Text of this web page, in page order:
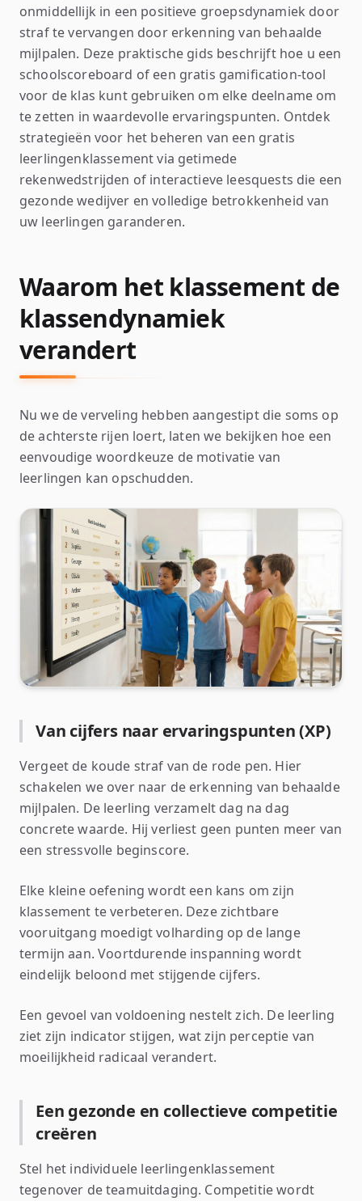
onmiddellijk in een positieve groepsdynamiek door
straf te vervangen door erkenning van behaalde
mijlpalen. Deze praktische gids beschrijft hoe u een
schoolscoreboard of een gratis gamification-tool
voor de klas kunt gebruiken om elke deelname om
te zetten in waardevolle ervaringspunten. Ontdek
strategieën voor het beheren van een gratis
leerlingenklassement via getimede
rekenwedstrijden of interactieve leesquests die een
gezonde wedijver en volledige betrokkenheid van
uw leerlingen garanderen.
Waarom het klassement de
klassendynamiek
verandert
Nu we de verveling hebben aangestipt die soms op
de achterste rijen loert, laten we bekijken hoe een
eenvoudige woordkeuze de motivatie van
leerlingen kan opschudden.
Van cijfers naar ervaringspunten (XP)
Vergeet de koude straf van de rode pen. Hier
schakelen we over naar de erkenning van behaalde
mijlpalen. De leerling verzamelt dag na dag
concrete waarde. Hij verliest geen punten meer van
een stressvolle beginscore.
Elke kleine oefening wordt een kans om zijn
klassement te verbeteren. Deze zichtbare
vooruitgang moedigt volharding op de lange
termijn aan. Voortdurende inspanning wordt
eindelijk beloond met stijgende cijfers.
Een gevoel van voldoening nestelt zich. De leerling
ziet zijn indicator stijgen, wat zijn perceptie van
moeilijkheid radicaal verandert.
Een gezonde en collectieve competitie
creëren
Stel het individuele leerlingenklassement
tegenover de teamuitdaging. Competitie wordt